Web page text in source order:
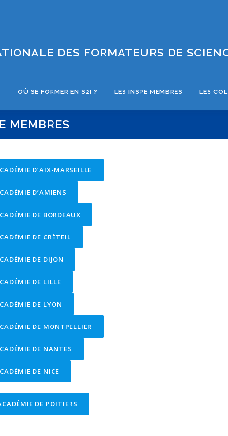
DES FORMATEURS DE
OÙ SE FORMER EN S2I ? LES INSPE MEMBRES LES
MEMBRES
D’AIX-MARSEILLE
D’AMIENS
DE BORDEAUX
DE CRÉTEIL
DE DIJON
DE LILLE
DE LYON
DE MONTPELLIER
DE NANTES
DE NICE
DE POITIERS